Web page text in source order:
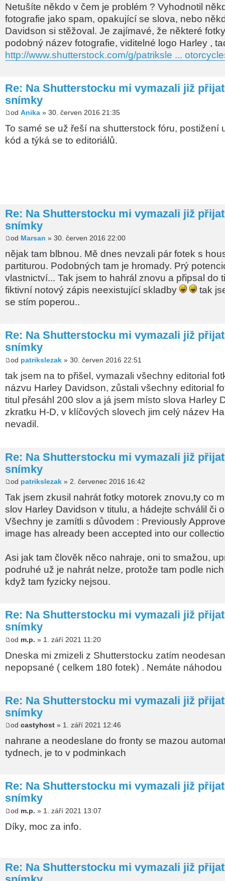
Netušíte někdo v čem je problém ? Vyhodnotil
fotografie jako spam, opakující se slova, nebo
Davidson si stěžoval. Je zajímavé, že některé
podobný název fotografie, viditelné logo Harley ,
http://www.shutterstock.com/g/patriksle ...
Re: Na Shutterstocku mi vymazali již
snímky
od Anika » 30. červen 2016 21:35
To samé se už řeší na shutterstock fóru, postižení
kód a týká se to editoriálů.
Re: Na Shutterstocku mi vymazali již
snímky
od Marsan » 30. červen 2016 22:00
nějak tam blbnou. Mě dnes nevzali pár fotek s
partiturou. Podobných tam je hromady. Prý
vlastnictví... Tak jsem to hahrál znovu a připsal do
fiktivní notový zápis neexistující skladby
tak
se stím poperou..
Re: Na Shutterstocku mi vymazali již
snímky
od patrikslezak » 30. červen 2016 22:51
tak jsem na to přišel, vymazali všechny editorial
názvu Harley Davidson, zůstali všechny editorial
titul přesáhl 200 slov a já jsem místo slova Harley
zkratku H-D, v klíčových slovech jim celý název
nevadil.
Re: Na Shutterstocku mi vymazali již
snímky
od patrikslezak » 2. červenec 2016 16:42
Tak jsem zkusil nahrát fotky motorek znovu,ty co
slov Harley Davidson v titulu, a hádejte schválil či
Všechny je zamítli s důvodem : Previously
image has already been accepted into our
Asi jak tam člověk něco nahraje, oni to smažou,
podruhé už je nahrát nelze, protože tam podle
když tam fyzicky nejsou.
Re: Na Shutterstocku mi vymazali již
snímky
od m.p. » 1. září 2021 11:20
Dneska mi zmizeli z Shutterstocku zatím
nepopsané ( celkem 180 fotek) . Nemáte
Re: Na Shutterstocku mi vymazali již
snímky
od castyhost » 1. září 2021 12:46
nahrane a neodeslane do fronty se mazou
tydnech, je to v podminkach
Re: Na Shutterstocku mi vymazali již
snímky
od m.p. » 1. září 2021 13:07
Díky, moc za info.
Re: Na Shutterstocku mi vymazali již